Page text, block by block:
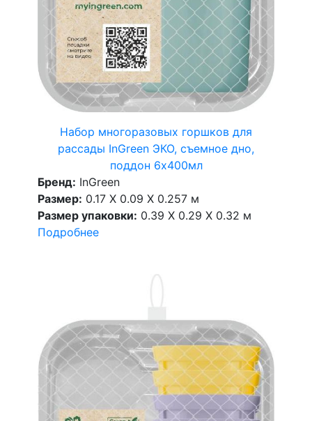
Набор многоразовых горшков для
рассады InGreen ЭКО, съемное дно,
поддон 6х400мл
Бренд: InGreen
Размер: 0.17 X 0.09 X 0.257 м
Размер упаковки: 0.39 X 0.29 X 0.32 м
Подробнее